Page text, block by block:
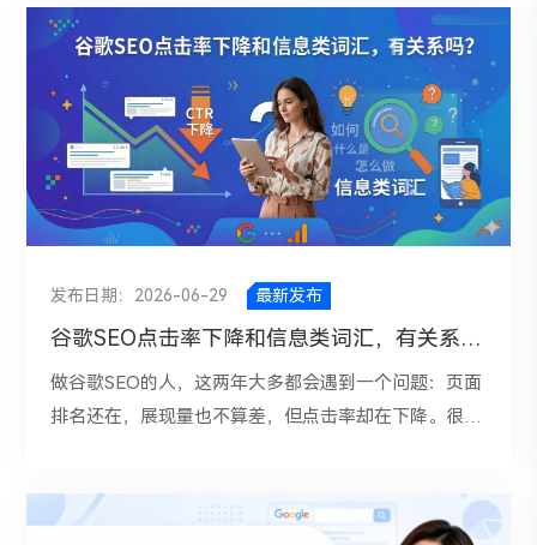
和代表性内容；文章页或产品页之间应该通过相关内
容、推荐阅读、应用场景等方式建立联系。锚文本也非
常重要。内链锚文本最好自然、准确地描述目标页面内
容，而不是机械重复关键词。例如，链接到“工业阀门
选型指南”页面时，可以使用“工业阀门选型指南”“如何
选择合适的工业阀门”等自然表达，而不是在所有页面
都硬塞同一个关键词。此外，网站还要避免出现孤岛页
者只有很少入口的页面。即使这些页面内容质量不错，
如果内部链接不足，也很难被谷歌重视。因此，发布新
入网站整体结构中。对于企业站来说，比较理想的结构
通常是：首页、核心服务页或产品分类页、具体服务页
面提供语义支持。例如，一篇介绍“如何选择CNC机加
工服务商”的文章，可以自然链接到“CNC机加工服务”
话、客服工单、官网表单、搜索词报告、社群讨论、竞
品官网、行业论坛和AI工具现有回答中收集问题，整理
成一张表，标注问题所属阶段、客户意图、优先级和对
应内容形式。这样，GEO才不是盲目发内容，而是围绕
客户真实决策问题建设Ai内容资产。二、什么样的内容
更容易被AI提及？B端企业尤其要减少空泛的内容宣
传，多生产能帮助客户判断和决策的内容。Ai更倾向引
用清晰、权威、结构化、可验证的内容。①、做定义型
内容：如“什么是灌装机和贴标机”...帮助AI理解你的专
业领域。②、选型指南内容：如“罐头厂如何选择玻璃
瓶灌装机”...客户采购问题，容易AI引用。③、对比型内
容：包括方案对比、竞品对比...等。AI在回答“哪个好”...
内容作为参考源。④、案例型内容：高质量案例应包含
链接：https://acasi.com/blogs/news/a-practical-
型、比较型和交易型。a、比较型关键词，比如“不锈钢
桶 vs 铁桶”“最好的工业不锈钢铁桶厂家”，用户已经进
入筛选和评估阶段，商业价值通常会高很多。b、交易
型关键词，比如“不锈钢1L的定制桶价格”“不锈钢1L铁
桶采购”“定制工业不锈钢铁桶”，这类词通常最接近成
交，虽然未必搜索量最大，但往往最值得优先投入。所
以，一个关键词值不值得做，首先要问的不是“这个词
么”。如果他的需求已经很接近购买、咨询、试用，那
这个词的价值往往更高。二、看关键词和业务的匹配度
户群体是否高度相关。可以从三个角度去判断：①、搜
应的内容做出来后，是否能够承接后续转化动作，比如
咨询、表单提交、试用、下单。三、竞争强度，看有没
发布日期：2026-06-29 最新发布
谷歌SEO点击率下降和信息类词汇，有关系吗？
做谷歌SEO的人，这两年大多都会遇到一个问题：页面
排名还在，展现量也不算差，但点击率却在下降。很多
拆分数据，点击率下降，往往和信息类关键词有很强的